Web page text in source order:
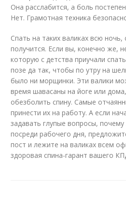
Она расслабится, а боль
Нет. Грамотная техника
Спать на таких валиках всю ночь,
получится. Если вы, конечно же,
которую с детства приучали
позе да так, чтобы по утру на
было ни морщинки. Эти валики
время шавасаны на йоге или
обезболить спину. Самые
принести их на работу. А если
задавать глупые вопросы,
посреди рабочего дня,
пост и лежите на валиках всем
здоровая спина-гарант вашего